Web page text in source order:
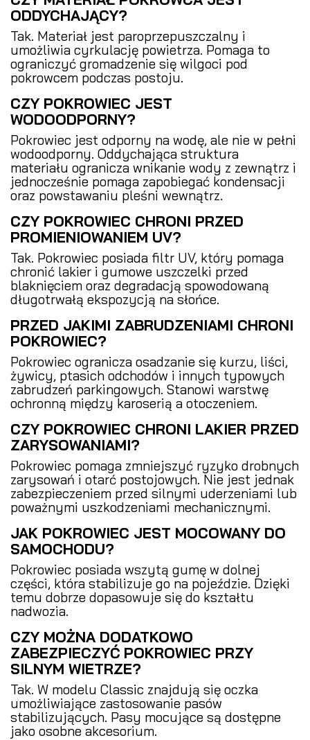
ODDYCHAJĄCY?
Tak. Materiał jest paroprzepuszczalny i
umożliwia cyrkulację powietrza. Pomaga to
ograniczyć gromadzenie się wilgoci pod
pokrowcem podczas postoju.
CZY POKROWIEC JEST
WODOODPORNY?
Pokrowiec jest odporny na wodę, ale nie w pełni
wodoodporny. Oddychająca struktura
materiału ogranicza wnikanie wody z zewnątrz i
jednocześnie pomaga zapobiegać kondensacji
oraz powstawaniu pleśni wewnątrz.
CZY POKROWIEC CHRONI PRZED
PROMIENIOWANIEM UV?
Tak. Pokrowiec posiada filtr UV, który pomaga
chronić lakier i gumowe uszczelki przed
blaknięciem oraz degradacją spowodowaną
długotrwałą ekspozycją na słońce.
PRZED JAKIMI ZABRUDZENIAMI CHRONI
POKROWIEC?
Pokrowiec ogranicza osadzanie się kurzu, liści,
żywicy, ptasich odchodów i innych typowych
zabrudzeń parkingowych. Stanowi warstwę
ochronną między karoserią a otoczeniem.
CZY POKROWIEC CHRONI LAKIER PRZED
ZARYSOWANIAMI?
Pokrowiec pomaga zmniejszyć ryzyko drobnych
zarysowań i otarć postojowych. Nie jest jednak
zabezpieczeniem przed silnymi uderzeniami lub
poważnymi uszkodzeniami mechanicznymi.
JAK POKROWIEC JEST MOCOWANY DO
SAMOCHODU?
Pokrowiec posiada wszytą gumę w dolnej
części, która stabilizuje go na pojeździe. Dzięki
temu dobrze dopasowuje się do kształtu
nadwozia.
CZY MOŻNA DODATKOWO
ZABEZPIECZYĆ POKROWIEC PRZY
SILNYM WIETRZE?
Tak. W modelu Classic znajdują się oczka
umożliwiające zastosowanie pasów
stabilizujących. Pasy mocujące są dostępne
jako osobne akcesorium.